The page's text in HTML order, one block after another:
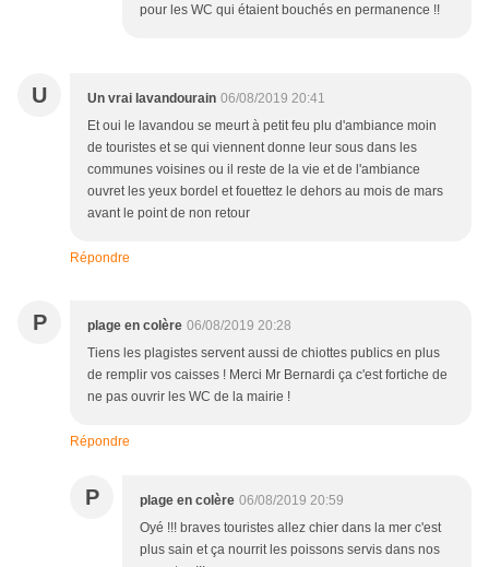
pour les WC qui étaient bouchés en permanence !!
U Un vrai lavandourain 06/08/2019 20:41
Et oui le lavandou se meurt à petit feu plu d'ambiance moin
de touristes et se qui viennent donne leur sous dans les
communes voisines ou il reste de la vie et de l'ambiance
ouvret les yeux bordel et fouettez le dehors au mois de mars
avant le point de non retour
Répondre
P plage en colère 06/08/2019 20:28
Tiens les plagistes servent aussi de chiottes publics en plus
de remplir vos caisses ! Merci Mr Bernardi ça c'est fortiche de
ne pas ouvrir les WC de la mairie !
Répondre
P plage en colère 06/08/2019 20:59
Oyé !!! braves touristes allez chier dans la mer c'est
plus sain et ça nourrit les poissons servis dans nos